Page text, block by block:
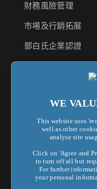
WE
This website uses
well as other
analyse site
Click on 'Agree and
to turn off all but
For further
your personal
財務風險管理
市場及行銷拓展
鄧白氏企業認證
關於鄧白氏
鄧白氏全球集團
企業新聞
最新活動